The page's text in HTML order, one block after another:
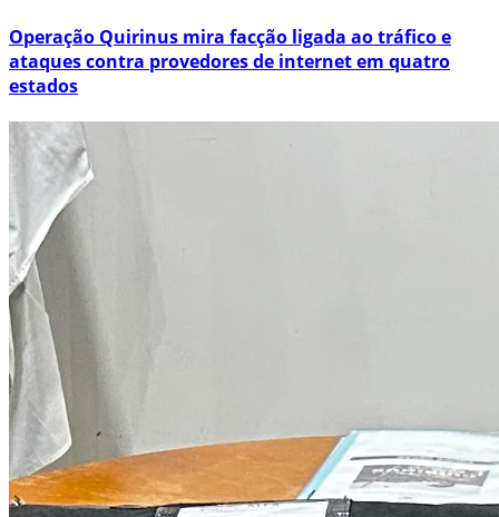
Operação Quirinus mira facção ligada ao tráfico e
ataques contra provedores de internet em quatro
estados